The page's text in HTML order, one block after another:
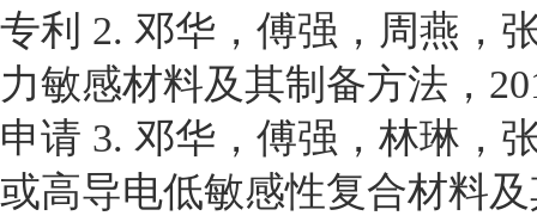
专利 2. 邓华，傅强，周燕，
力敏感材料及其制备方法，
申请 3. 邓华，傅强，林琳，
或高导电低敏感性复合材料